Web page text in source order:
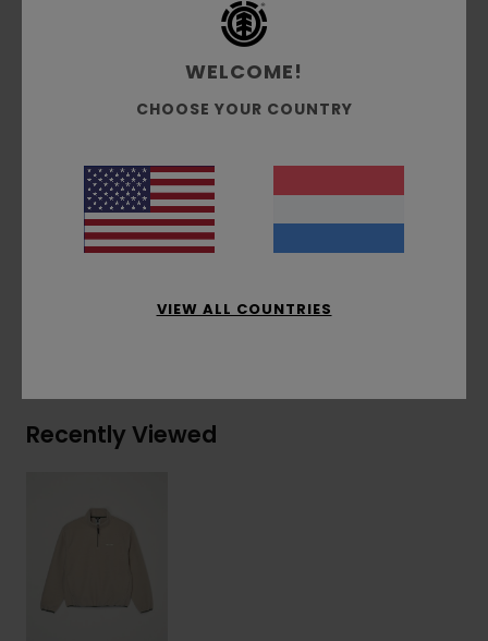
Conscious by Nature:Grs Gerecycled
Samenstelling stof:100% Gerecycled
Voering:Ongevoerd
Samenstelling[Hoofdstof] 100% gerecycled
polyester
Recently Viewed
WELCOME!
CHOOSE YOUR COUNTRY
VIEW ALL COUNTRIES